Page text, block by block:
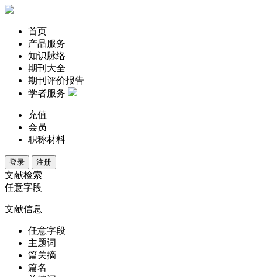
首页
产品服务
知识脉络
期刊大全
期刊评价报告
学者服务
充值
会员
职称材料
登录 注册
文献检索
任意字段
文献信息
任意字段
主题词
篇关摘
篇名